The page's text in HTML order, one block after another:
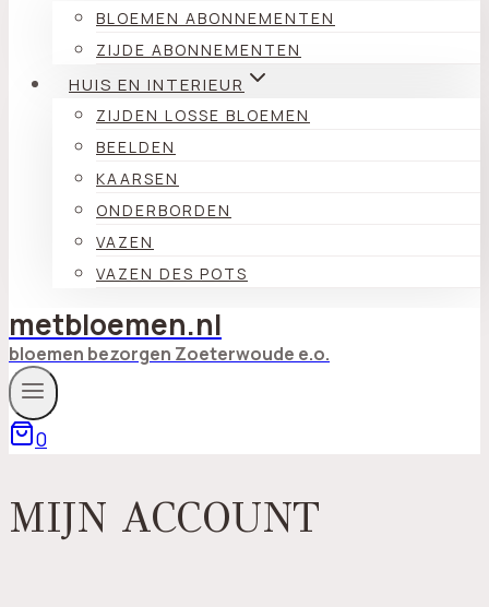
BLOEMEN ABONNEMENTEN
ZIJDE ABONNEMENTEN
HUIS EN INTERIEUR
ZIJDEN LOSSE BLOEMEN
BEELDEN
KAARSEN
ONDERBORDEN
VAZEN
VAZEN DES POTS
metbloemen.nl
bloemen bezorgen Zoeterwoude e.o.
0
MIJN ACCOUNT